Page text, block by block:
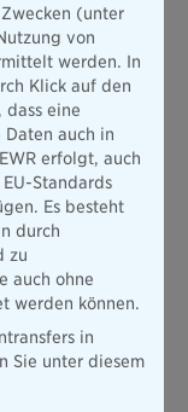
neu beginnen
(unter
von
werden. In
Klick auf den
eine
auch in
erfolgt, auch
Standards
Es besteht
durch
zu
auch ohne
werden können.
in
Sie unter diesem